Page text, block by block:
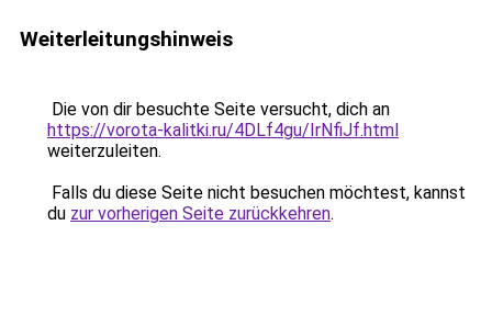
Weiterleitungshinweis
Die von dir besuchte Seite versucht, dich an
https://vorota-kalitki.ru/4DLf4gu/IrNfiJf.html
weiterzuleiten.
Falls du diese Seite nicht besuchen möchtest, kannst
du zur vorherigen Seite zurückkehren.